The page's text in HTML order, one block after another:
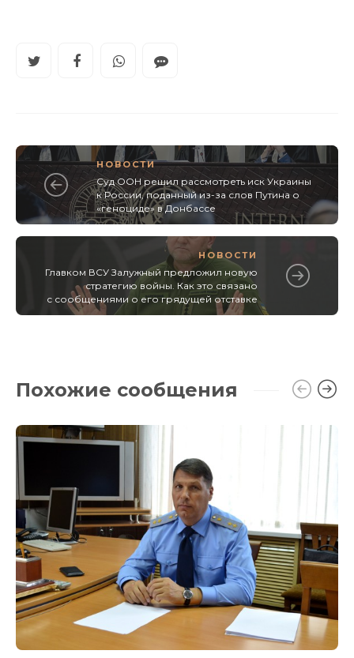
НОВОСТИ
Суд ООН решил рассмотреть иск Украины
к России, поданный из-за слов Путина о
«геноциде» в Донбассе
НОВОСТИ
Главком ВСУ Залужный предложил новую
стратегию войны. Как это связано
с сообщениями о его грядущей отставке
Похожие сообщения